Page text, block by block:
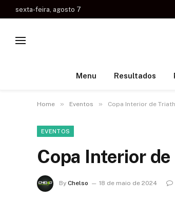
sexta-feira, agosto 7
Menu Resultados
Home » Eventos » Copa Interior de
EVENTOS
Copa Interior
By Chelso 18 de maio de 2024